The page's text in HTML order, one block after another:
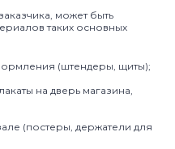
может быть
таких основных
(штендеры, щиты);
на дверь магазина,
(постеры, держатели для